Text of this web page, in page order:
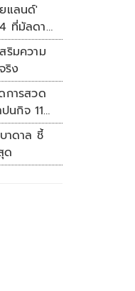
แลนด์'
ที่มัลดาลิ
ริมความ
ริง
การสวด
นกิจ 11
าดาล ชี้
ด